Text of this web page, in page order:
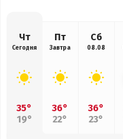
Чт
Сегодня
35°
19°
Пт
Завтра
36°
22°
Сб
08.08
36°
23°